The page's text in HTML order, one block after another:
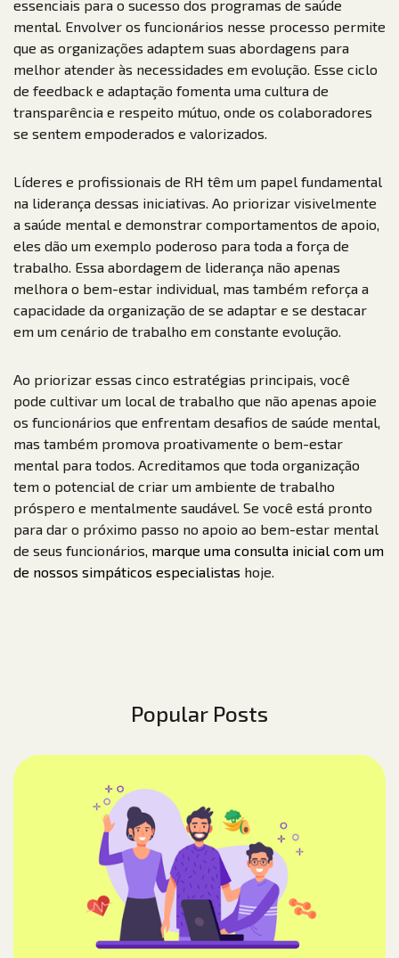
essenciais para o sucesso dos programas de saúde
mental. Envolver os funcionários nesse processo permite
que as organizações adaptem suas abordagens para
melhor atender às necessidades em evolução. Esse ciclo
de feedback e adaptação fomenta uma cultura de
transparência e respeito mútuo, onde os colaboradores
se sentem empoderados e valorizados.
Líderes e profissionais de RH têm um papel fundamental
na liderança dessas iniciativas. Ao priorizar visivelmente
a saúde mental e demonstrar comportamentos de apoio,
eles dão um exemplo poderoso para toda a força de
trabalho. Essa abordagem de liderança não apenas
melhora o bem-estar individual, mas também reforça a
capacidade da organização de se adaptar e se destacar
em um cenário de trabalho em constante evolução.
Ao priorizar essas cinco estratégias principais, você
pode cultivar um local de trabalho que não apenas apoie
os funcionários que enfrentam desafios de saúde mental,
mas também promova proativamente o bem-estar
mental para todos. Acreditamos que toda organização
tem o potencial de criar um ambiente de trabalho
próspero e mentalmente saudável. Se você está pronto
para dar o próximo passo no apoio ao bem-estar mental
de seus funcionários, marque uma consulta inicial com um
de nossos simpáticos especialistas hoje.
Popular Posts